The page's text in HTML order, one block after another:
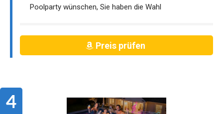
Poolparty wünschen, Sie haben die Wahl
Preis prüfen